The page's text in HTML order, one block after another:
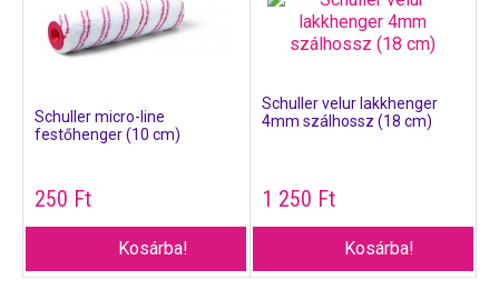
Schuller micro-line
festőhenger (10 cm)
250 Ft
Kosárba!
Schuller velur lakkhenger
4mm szálhossz (18 cm)
1 250 Ft
Kosárba!